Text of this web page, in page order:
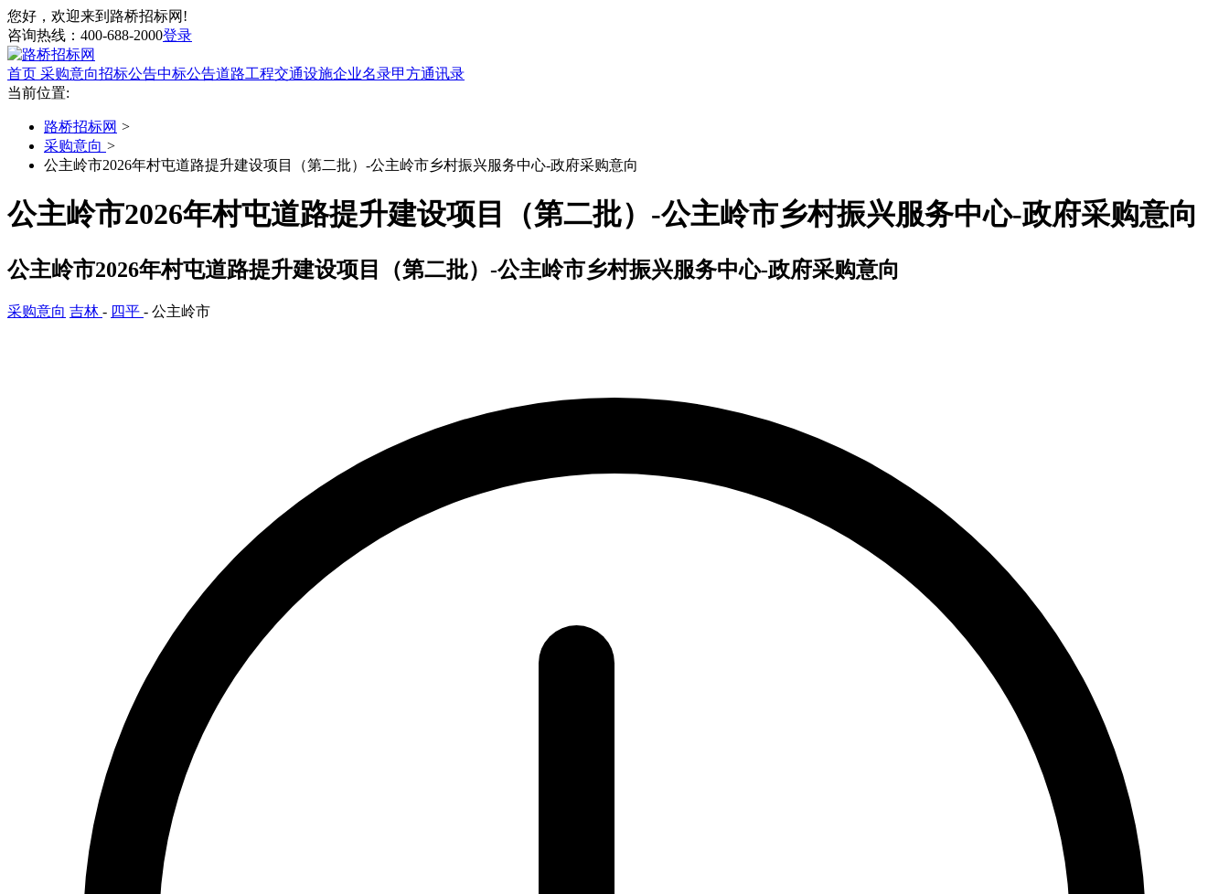
您好，欢迎来到路桥招标网!
咨询热线： 400-688-2000登录
首页 采购意向招标公告中标公告道路工程交通设施企业名录甲方通讯录
当前位置:
路桥招标网 >
采购意向 >
公主岭市2026年村屯道路提升建设项目（第二批）-公主岭市乡村振兴服务中心-政府采购意向
公主岭市2026年村屯道路提升建设项目（第二批）-公主岭市乡村振兴服务中心-政府采购意向
公主岭市2026年村屯道路提升建设项目（第二批）-公主岭市乡村振兴服务中心-政府采购意向
采购意向 吉林 - 四平 - 公主岭市